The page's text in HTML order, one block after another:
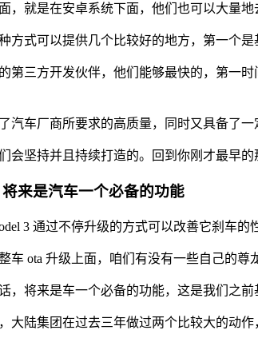
，就是在安卓系统下面，他们也可以大量
方式可以提供几个比较好的地方，第一个
第三方开发伙伴，他们能够最快的，第一
汽车厂商所要求的高质量，同时又具备了
会坚持并且持续打造的。回到你刚才最早
来是汽车一个必备的功能
3 通过不停升级的方式可以改善它刹车
车 ota 升级上面，咱们有没有一些自己的
，将来是车一个必备的功能，这是我们之前
大陆集团在过去三年做过两个比较大的动